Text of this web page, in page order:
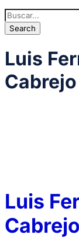
Luis
Cabrejo
Luis
Cabrejo